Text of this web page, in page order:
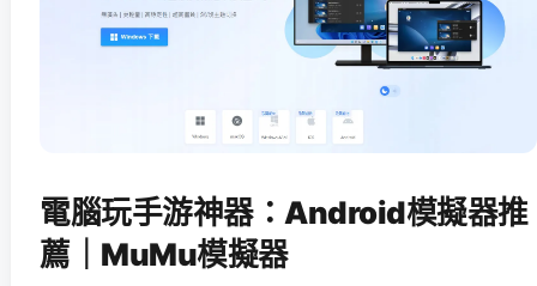
電腦玩手游神器：Android模擬器推
薦｜MuMu模擬器